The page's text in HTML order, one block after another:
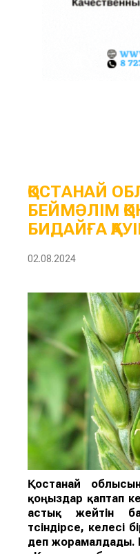
ҚОСТАНАЙ
БЕЙМӘЛІМ
БИДАЙҒА
02.08.2024
Қостанай
қоңыздар қаптап
астық жейтін
түсіндірсе, келесі
деп жорамалдады.